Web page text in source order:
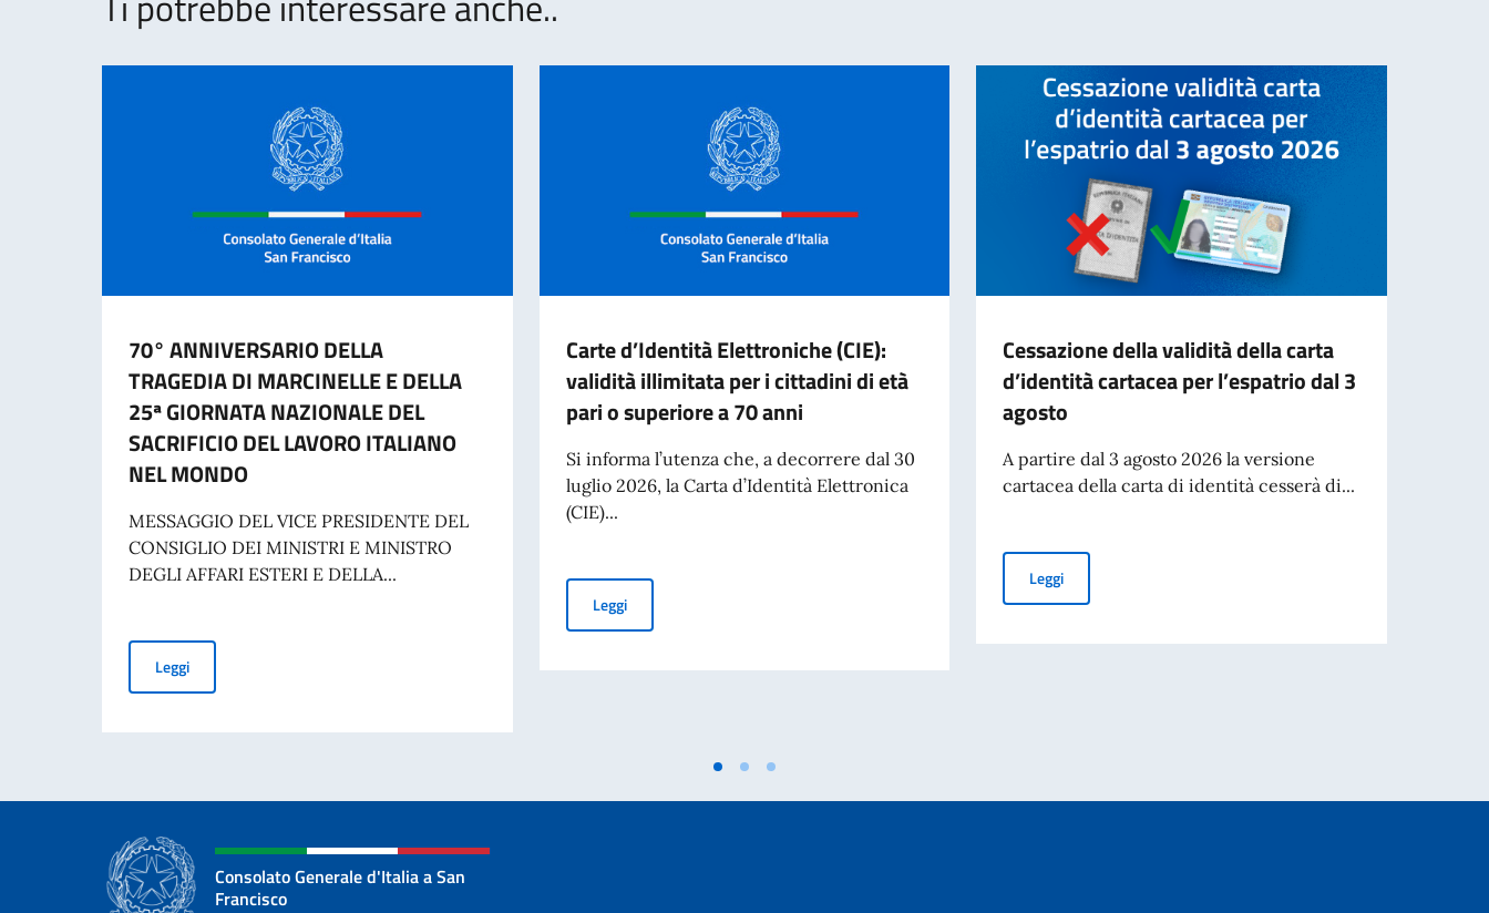
70° ANNIVERSARIO DELLA
TRAGEDIA DI MARCINELLE E DELLA
25ª GIORNATA NAZIONALE DEL
SACRIFICIO DEL LAVORO ITALIANO
NEL MONDO
MESSAGGIO DEL VICE PRESIDENTE DEL
CONSIGLIO DEI MINISTRI E MINISTRO
DEGLI AFFARI ESTERI E DELLA...
Leggi70° ANNIVERSARIO DELLA TRAGEDIA DI MARCINELLE E DELLA 25ª GIORNATA NAZIONALE DEL SACRIFICIO DEL LAVORO ITALIANO NEL MONDO
Carte d’Identità Elettroniche (CIE):
validità illimitata per i cittadini di età
pari o superiore a 70 anni
Si informa l’utenza che, a decorrere dal 30
luglio 2026, la Carta d’Identità Elettronica
(CIE)...
LeggiCarte d’Identità Elettroniche (CIE): validità illimitata per i cittadini di età pari o superiore a 70 anni
Cessazione della validità della carta
d’identità cartacea per l’espatrio dal 3
agosto
A partire dal 3 agosto 2026 la versione
cartacea della carta di identità cesserà di...
LeggiCessazione della validità della carta d’identità cartacea per
Consolato Generale d'Italia a San
Francisco